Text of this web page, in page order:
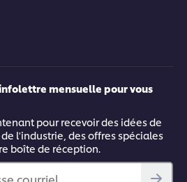
mensuelle pour vous
pour recevoir des idées de
l'industrie, des offres spéciales
boîte de réception.